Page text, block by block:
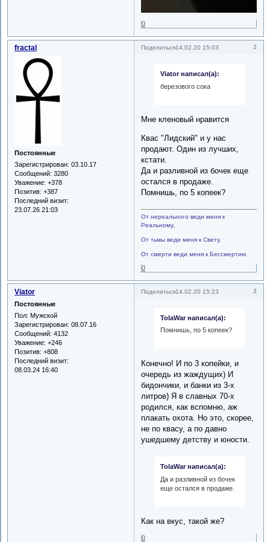
0
Поделиться 2
14.02.20 15:03
fractal
Постоянные
Зарегистрирован: 03.10.17
Сообщений: 3280
Уважение: +378
Позитив: +387
Последний визит:
23.07.26 21:03
Viator написал(а):
березового сока
Мне кленовый нравится
Квас "Лидский" и у нас
продают. Один из лучших,
кстати.
Да и разливной из бочек еще
остался в продаже.
Помнишь, по 5 копеек?
От нереального веди меня к
Реальному,
От тьмы веди меня к Свету,
От смерти веди меня к Бессмертию
0
Поделиться 3
14.02.20 15:23
Viator
Постоянные
Пол: Мужской
Зарегистрирован: 08.07.16
Сообщений: 4132
Уважение: +246
Позитив: +808
Последний визит:
08.03.24 16:40
TolaWar написал(а):
Помнишь, по 5 копеек?
Конечно! И по 3 копейки, и
очередь из жаждущих) И
бидончики, и банки из 3-х
литров) Я в славных 70-х
родился, как вспомню, аж
плакать охота. Но это, скорее,
не по квасу, а по давно
ушедшему детству и юности.
TolaWar написал(а):
Да и разливной из бочек
еще остался в продаже.
Как на вкус, такой же?
0